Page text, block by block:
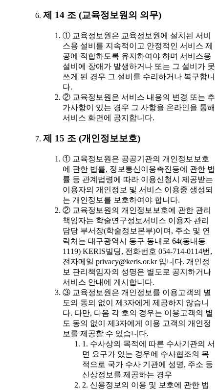
제 14 조 (교육정보원의 의무)
① 교육정보원은 교육정보원에 설치된 서비
스용 설비를 지속적이고 안정적인 서비스 제
공에 적합하도록 유지하여야 하며 서비스용
설비에 장애가 발생하거나 또는 그 설비가 못
쓰게 된 경우 그 설비를 수리하거나 복구합니
다.
② 교육정보원은 서비스 내용의 변경 또는 추
가사항이 있는 경우 그 사항을 온라인을 통해
서비스 화면에 공지합니다.
제 15 조 (개인정보보호)
① 교육정보원은 공공기관의 개인정보보호
에 관한 법률, 정보통신이용촉진등에 관한 법
률 등 관계법령에 따라 이용신청시 제공받는
이용자의 개인정보 및 서비스 이용중 생성되
는 개인정보를 보호하여야 합니다.
② 교육정보원의 개인정보보호에 관한 관리
책임자는 학술연구정보서비스 이용자 관리
담당 부서장(학술정보본부)이며, 주소 및 연
락처는 대구광역시 동구 동내로 64(동내동
1119) KERIS빌딩, 전화번호 054-714-0114번,
전자메일 privacy@keris.or.kr 입니다. 개인정
보 관리책임자의 성명은 별도로 공지하거나
서비스 안내에 게시합니다.
③ 교육정보원은 개인정보를 이용고객의 별
도의 동의 없이 제3자에게 제공하지 않습니
다. 다만, 다음 각 호의 경우는 이용고객의 별
도 동의 없이 제3자에게 이용 고객의 개인정
보를 제공할 수 있습니다.
1. 수사상의 목적에 따른 수사기관의 서
면 요구가 있는 경우에 수사협조의 목
적으로 국가 수사 기관에 성명, 주소 등
신상정보를 제공하는 경우
2. 신용정보의 이용 및 보호에 관한 법